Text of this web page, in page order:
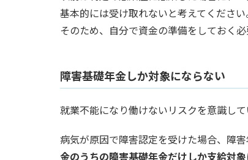
基本的には受け取れないと考えてください
そのため、自分で資金の準備をしておく必
障害基礎年金しか対象にならない
就業不能になり働けないリスクを意識し
病気が原因で障害認定を受けた場合、障
金のうちの障害基礎年金だけしか支給対象